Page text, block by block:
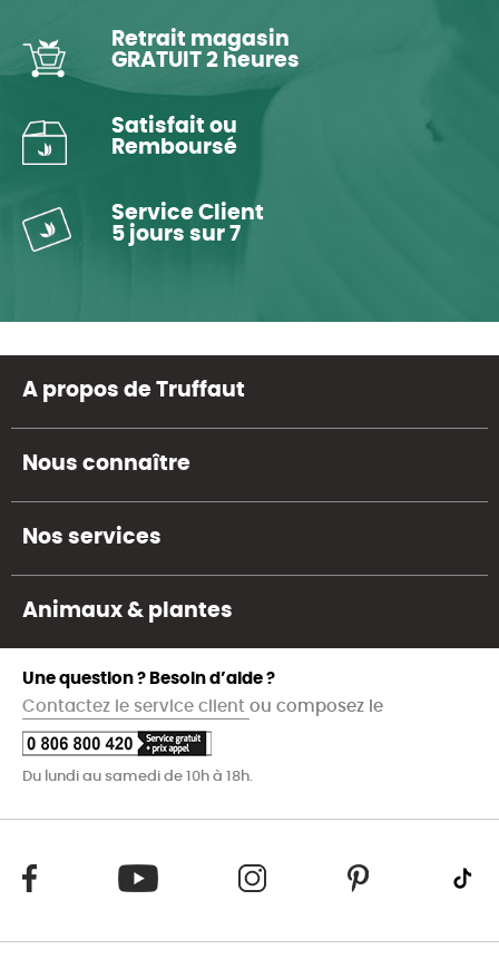
Retrait magasin
GRATUIT 2 heures
Satisfait ou
Remboursé
Service Client
5 jours sur 7
A propos de Truffaut
Nous connaître
Nos services
Animaux & plantes
Une question ? Besoin d’aide ?
Contactez le service client ou composez le
Du lundi au samedi de 10h à 18h.